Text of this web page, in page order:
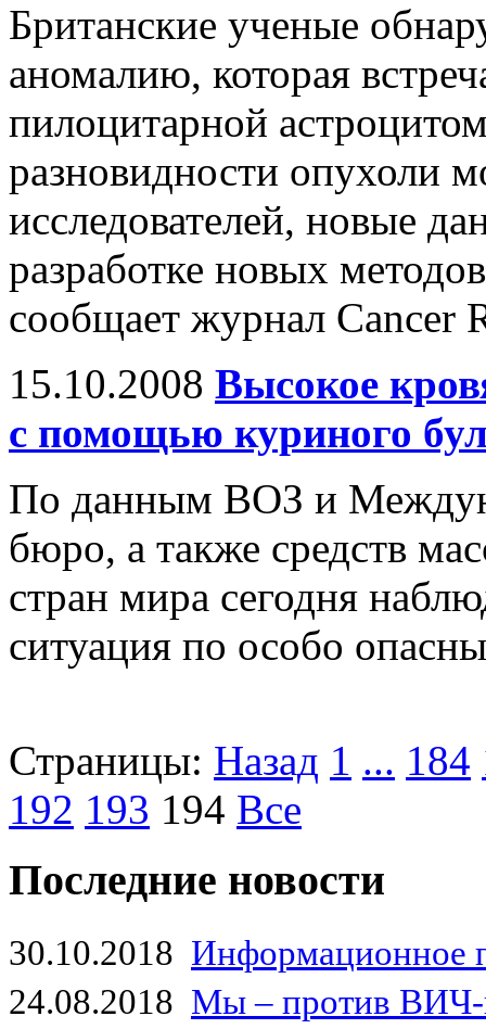
Британские ученые
аномалию, которая
пилоцитарной
разновидности опухоли
исследователей, новые
разработке новых
сообщает журнал Cancer
15.10.2008 Высокое
с помощью куриного
По данным ВОЗ и
бюро, а также средств
стран мира сегодня
ситуация по особо
Страницы: Назад 1 ... 184
192 193 194 Все
Последние новости
30.10.2018 Информационное
24.08.2018 Мы – против